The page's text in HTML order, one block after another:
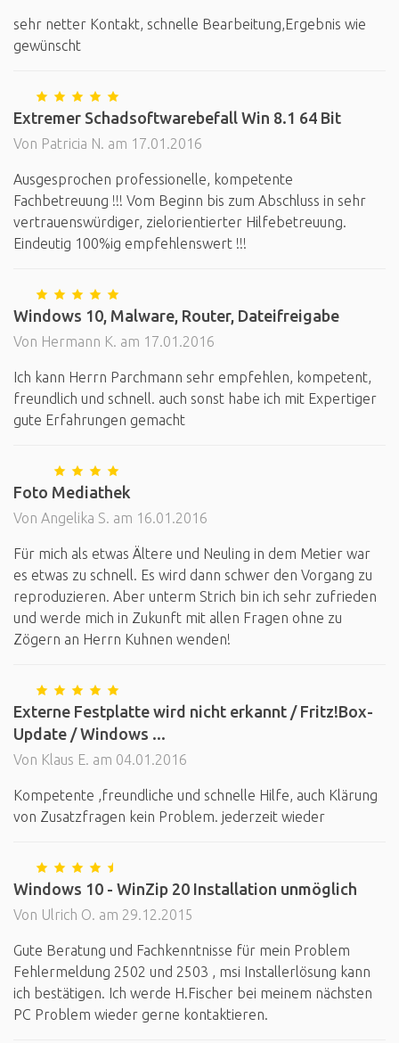
sehr netter Kontakt, schnelle Bearbeitung,Ergebnis wie
gewünscht
Extremer Schadsoftwarebefall Win 8.1 64 Bit
Von Patricia N. am 17.01.2016
Ausgesprochen professionelle, kompetente
Fachbetreuung !!! Vom Beginn bis zum Abschluss in sehr
vertrauenswürdiger, zielorientierter Hilfebetreuung.
Eindeutig 100%ig empfehlenswert !!!
Windows 10, Malware, Router, Dateifreigabe
Von Hermann K. am 17.01.2016
Ich kann Herrn Parchmann sehr empfehlen, kompetent,
freundlich und schnell. auch sonst habe ich mit Expertiger
gute Erfahrungen gemacht
Foto Mediathek
Von Angelika S. am 16.01.2016
Für mich als etwas Ältere und Neuling in dem Metier war
es etwas zu schnell. Es wird dann schwer den Vorgang zu
reproduzieren. Aber unterm Strich bin ich sehr zufrieden
und werde mich in Zukunft mit allen Fragen ohne zu
Zögern an Herrn Kuhnen wenden!
Externe Festplatte wird nicht erkannt / Fritz!Box-
Update / Windows ...
Von Klaus E. am 04.01.2016
Kompetente ,freundliche und schnelle Hilfe, auch Klärung
von Zusatzfragen kein Problem. jederzeit wieder
Windows 10 - WinZip 20 Installation unmöglich
Von Ulrich O. am 29.12.2015
Gute Beratung und Fachkenntnisse für mein Problem
Fehlermeldung 2502 und 2503 , msi Installerlösung kann
ich bestätigen. Ich werde H.Fischer bei meinem nächsten
PC Problem wieder gerne kontaktieren.